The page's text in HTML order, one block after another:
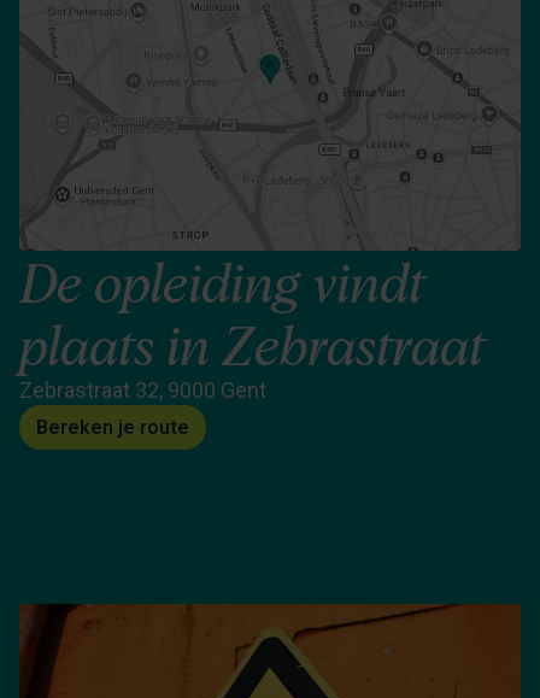
De opleiding vindt
plaats in Zebrastraat
Zebrastraat 32, 9000 Gent
Bereken je route